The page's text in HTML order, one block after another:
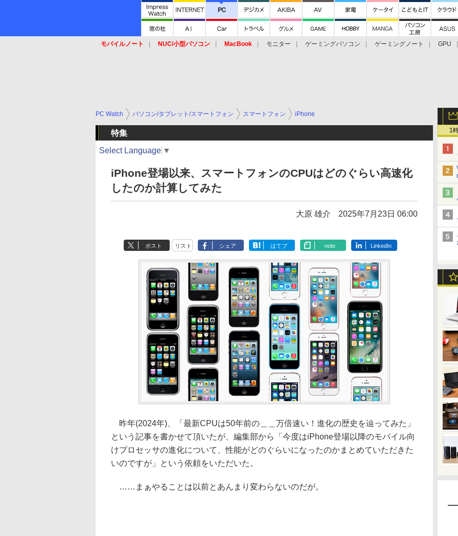
モバイルノート NUC/小型パソコン MacBook モニター ゲーミングパソコン ゲーミングノート
GPU
1
PC Watch パソコン/タブレット/スマートフォン スマートフォン iPhone
特集
Select Language ▼
iPhone登場以来、スマートフォンのCPUはどのぐらい高速化
したのか計算してみた
大原 雄介 2025年7月23日 06:00
ポスト リスト シェア はてブ note LinkedIn
昨年(2024年)、「最新CPUは50年前の＿＿万倍速い！進化の歴史を辿ってみた」
という記事を書かせて頂いたが、編集部から「今度はiPhone登場以降のモバイル向
けプロセッサの進化について、性能がどのぐらいになったのかまとめていただきた
いのですが」という依頼をいただいた。
……まぁやることは以前とあんまり変わらないのだが。